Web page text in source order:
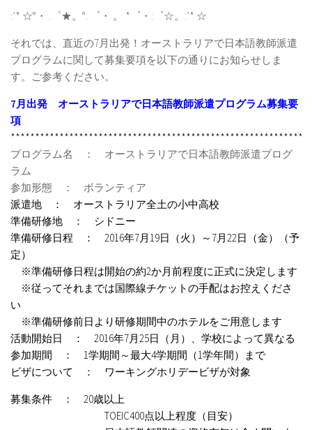
:’* ☆°・ .゜★。°: ゜・ 。 *゜・:゜☆。:’* ☆
それでは、直近の7月出発！オーストラリアで日本語教師派遣
プログラムに関して募集要項を以下の通りにお知らせしま
す。ご参考ください。
7月出発 オーストラリアで日本語教師派遣プログラム募集要
項
プログラム名 ： オーストラリアで日本語教師派遣プログ
ラム
参加形態 ： ボランティア
派遣地 ： オーストラリア全土の小中高校
準備研修地 ： シドニー
準備研修日程 ： 2016年7月19日（火）～7月22日（金）（予
定）
※準備研修日程は開始の約2か月前程度に正式に決定します
※従ってそれまでは国際線チケットの手配はお控えくださ
い
※準備研修前日より研修期間中のホテルをご用意します
活動開始日 ： 2016年7月25日（月）、学校によって異なる
参加期間 ： 1学期間～最大4学期間（1学年間）まで
ビザについて ： ワーキングホリデービザが対象
募集条件 ： 20歳以上
TOEIC400点以上程度（目安）